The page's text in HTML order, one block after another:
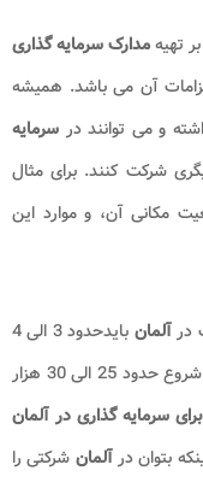
تهیهمدارک سرمایه گذاری
آن می باشد. همیشه
و می توانند در سرمایه
شرکت کنند. برای مثال
مکانی آن، و موارد این
درآلمان
بایدحدود 3 الی 4
اولیه برای شروع حدود 25 الی 30 هزار
سرمایه گذاری در آلمان​
بتوان درآلمان شرکتی را